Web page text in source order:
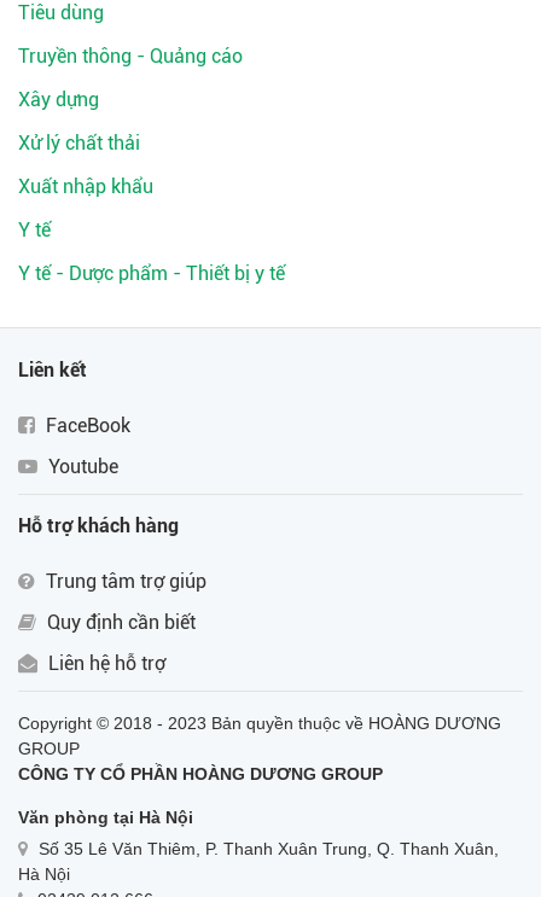
Tiêu dùng
Truyền thông - Quảng cáo
Xây dựng
Xử lý chất thải
Xuất nhập khẩu
Y tế
Y tế - Dược phẩm - Thiết bị y tế
Liên kết
FaceBook
Youtube
Hỗ trợ khách hàng
Trung tâm trợ giúp
Quy định cần biết
Liên hệ hỗ trợ
Copyright © 2018 - 2023 Bản quyền thuộc về HOÀNG DƯƠNG
GROUP
CÔNG TY CỔ PHẦN HOÀNG DƯƠNG GROUP
Văn phòng tại Hà Nội
Số 35 Lê Văn Thiêm, P. Thanh Xuân Trung, Q. Thanh Xuân,
Hà Nội